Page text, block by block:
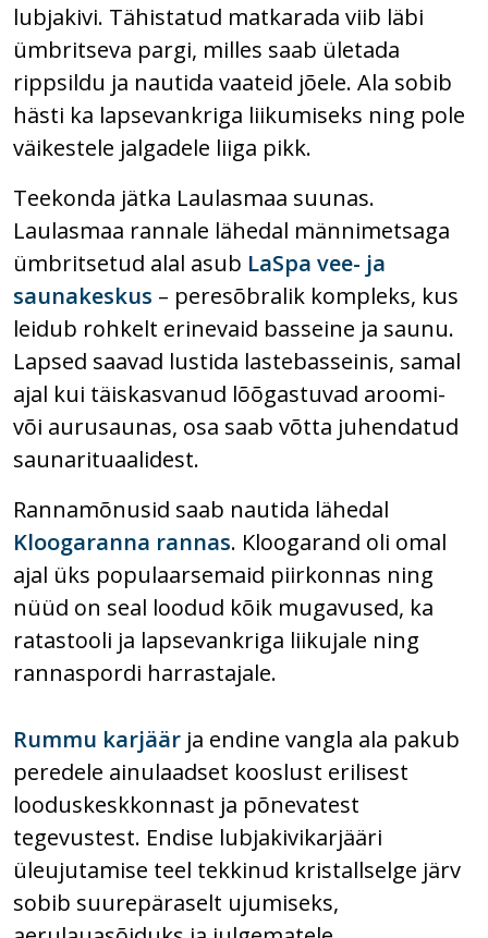
lubjakivi. Tähistatud matkarada viib läbi
ümbritseva pargi, milles saab ületada
rippsildu ja nautida vaateid jõele. Ala sobib
hästi ka lapsevankriga liikumiseks ning pole
väikestele jalgadele liiga pikk.
Teekonda jätka Laulasmaa suunas.
Laulasmaa rannale lähedal männimetsaga
ümbritsetud alal asub LaSpa vee- ja
saunakeskus – peresõbralik kompleks, kus
leidub rohkelt erinevaid basseine ja saunu.
Lapsed saavad lustida lastebasseinis, samal
ajal kui täiskasvanud lõõgastuvad aroomi-
või aurusaunas, osa saab võtta juhendatud
saunarituaalidest.
Rannamõnusid saab nautida lähedal
Kloogaranna rannas. Kloogarand oli omal
ajal üks populaarsemaid piirkonnas ning
nüüd on seal loodud kõik mugavused, ka
ratastooli ja lapsevankriga liikujale ning
rannaspordi harrastajale.
Rummu karjäär ja endine vangla ala pakub
peredele ainulaadset kooslust erilisest
looduskeskkonnast ja põnevatest
tegevustest. Endise lubjakivikarjääri
üleujutamise teel tekkinud kristallselge järv
sobib suurepäraselt ujumiseks,